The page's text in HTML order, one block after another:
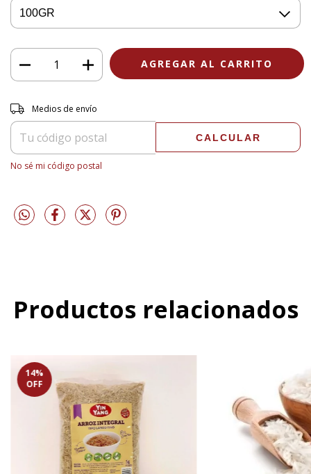
Entregas para el CP:
Medios de envío
CALCULAR
No sé mi código postal
Productos relacionados
14%
OFF